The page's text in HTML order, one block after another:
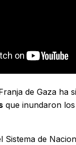
de Gaza ha
que inundaron
Sistema de